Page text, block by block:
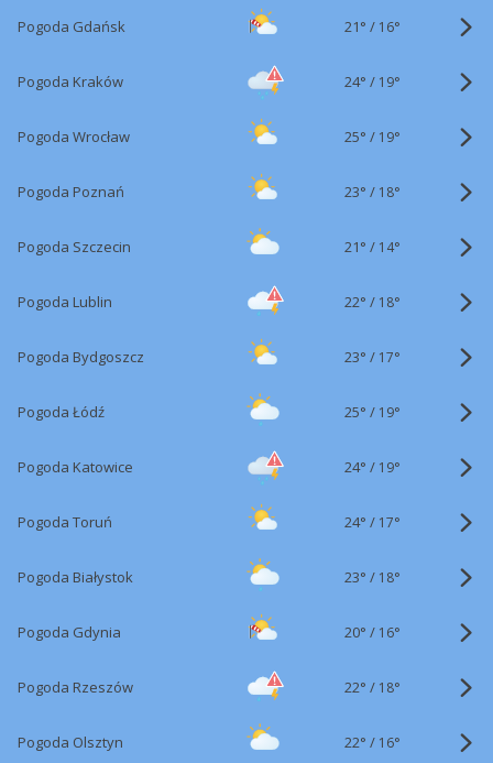
Pogoda Gdańsk 21° / 16°
Pogoda Kraków 24° / 19°
Pogoda Wrocław 25° / 19°
Pogoda Poznań 23° / 18°
Pogoda Szczecin 21° / 14°
Pogoda Lublin 22° / 18°
Pogoda Bydgoszcz 23° / 17°
Pogoda Łódź 25° / 19°
Pogoda Katowice 24° / 19°
Pogoda Toruń 24° / 17°
Pogoda Białystok 23° / 18°
Pogoda Gdynia 20° / 16°
Pogoda Rzeszów 22° / 18°
Pogoda Olsztyn 22° / 16°